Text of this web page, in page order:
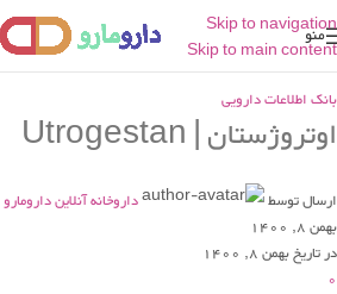
Skip to navigation
Skip to main content
منو
بانک اطلاعات دارویی
اوتروژستان | Utrogestan
ارسال توسط
داروخانه آنلاین دارومارو
بهمن 8, 1400
در تاریخ بهمن 8, 1400
0